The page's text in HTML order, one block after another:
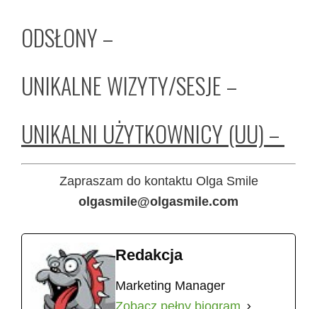
ODSŁONY –
UNIKALNE WIZYTY/SESJE –
UNIKALNI UŻYTKOWNICY (UU) –
Zapraszam do kontaktu Olga Smile
olgasmile@olgasmile.com
Redakcja
Marketing Manager
Zobacz pełny biogram